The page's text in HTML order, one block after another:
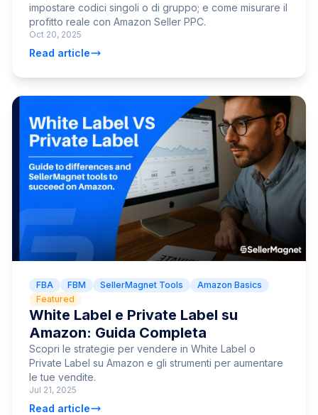
impostare codici singoli o di gruppo; e come misurare il
profitto reale con Amazon Seller PPC.
Oct 20, 2025
Read article
FBA FBM SellerMagnet Tools
Amazon Basics
Featured
White Label e Private Label su
Amazon: Guida Completa
Scopri le strategie per vendere in White Label o
Private Label su Amazon e gli strumenti per aumentare
le tue vendite.
Jul 21, 2025
Read article